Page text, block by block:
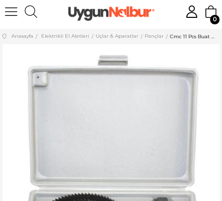
0
Anasayfa Elektrikli El Aletleri Uçlar & Aparatlar Pançlar